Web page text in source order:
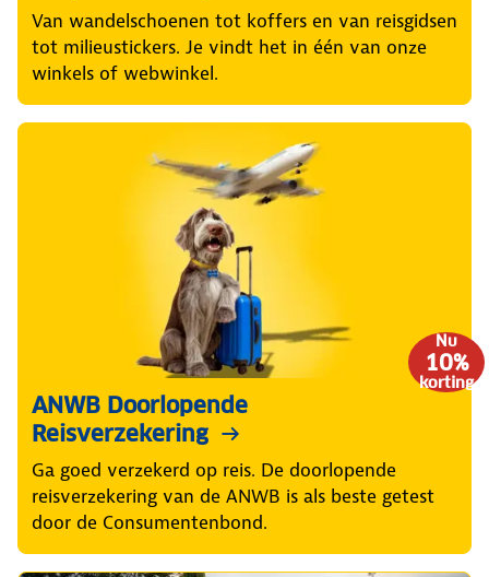
Van wandelschoenen tot koffers en van reisgidsen
tot milieustickers. Je vindt het in één van onze
winkels of webwinkel.
Nu
10%
korting
ANWB Doorlopende
Reisverzekering
Ga goed verzekerd op reis. De doorlopende
reisverzekering van de ANWB is als beste getest
door de Consumentenbond.